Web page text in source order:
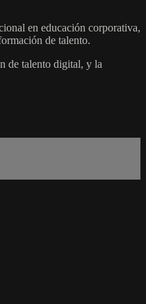
en educación corporativa,
de talento.
de talento digital, y la